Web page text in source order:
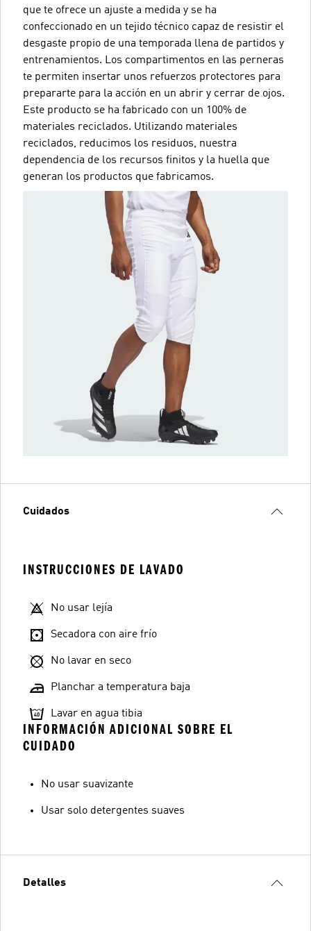
que te ofrece un ajuste a medida y se ha
confeccionado en un tejido técnico capaz de resistir el
desgaste propio de una temporada llena de partidos y
entrenamientos. Los compartimentos en las perneras
te permiten insertar unos refuerzos protectores para
prepararte para la acción en un abrir y cerrar de ojos.
Este producto se ha fabricado con un 100% de
materiales reciclados. Utilizando materiales
reciclados, reducimos los residuos, nuestra
dependencia de los recursos finitos y la huella que
generan los productos que fabricamos.
Cuidados
INSTRUCCIONES DE LAVADO
No usar lejía
Secadora con aire frío
No lavar en seco
Planchar a temperatura baja
Lavar en agua tibia
INFORMACIÓN ADICIONAL SOBRE EL
CUIDADO
No usar suavizante
Usar solo detergentes suaves
Detalles